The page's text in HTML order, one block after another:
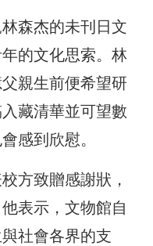
森杰的未刊日文
的文化思索。林
親生前便希望研
藏清華並可望數
感到欣慰。
方致贈感謝狀，
表示，文物館自
社會各界的支